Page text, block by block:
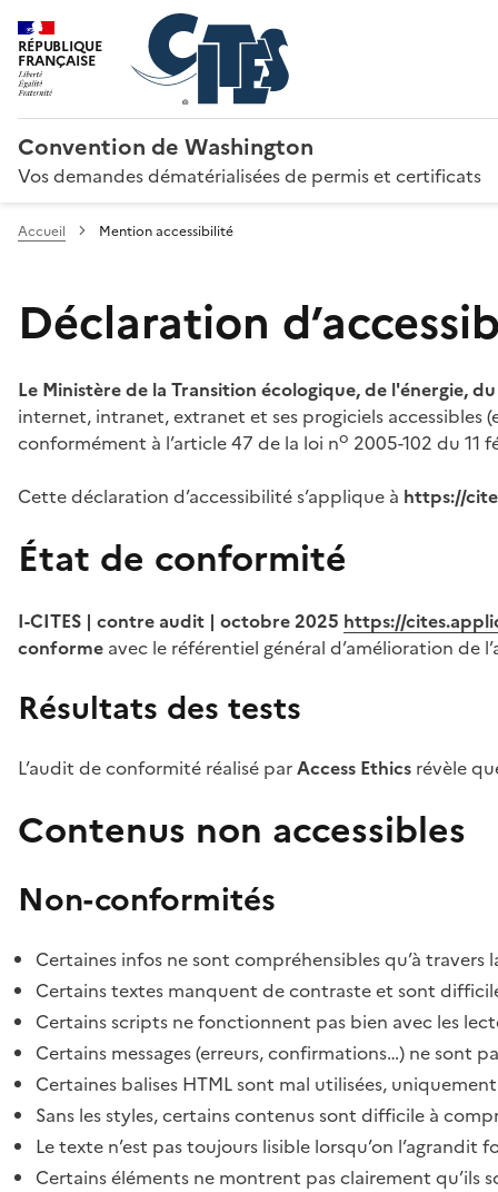
RÉPUBLIQUE
FRANÇAISE
Convention de Washington
Vos demandes dématérialisées de permis et certificats
Accueil Mention accessibilité
Déclaration
Le Ministère de la Transition écologique, de l'énergie,
internet, intranet, extranet et ses progiciels
conformément à l’article 47 de la loi no 2005-102 du 11
Cette déclaration d’accessibilité s’applique à https://
État de conformité
I-CITES | contre audit | octobre 2025 https://
conforme avec le référentiel général d’amélioration de
Résultats des tests
L’audit de conformité réalisé parAccess Ethics révèle
Contenus non accessibles
Non-conformités
Certaines infos ne sont compréhensibles qu’à travers
Certains textes manquent de contraste et sont
Certains scripts ne fonctionnent pas bien avec les
Certains messages (erreurs, confirmations…) ne sont
Certaines balises HTML sont mal utilisées,
Sans les styles, certains contenus sont difficile à
Le texte n’est pas toujours lisible lorsqu’on l’agrandit
Certains éléments ne montrent pas clairement qu’ils